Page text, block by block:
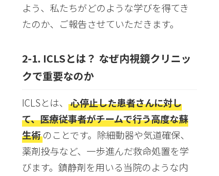
よう、私たちがどのような学びを得てき
たのか、ご報告させていただきます。
2-1. ICLSとは？ なぜ内視鏡クリニッ
クで重要なのか
ICLSとは、心停止した患者さんに対し
て、医療従事者がチームで行う高度な蘇
生術 のことです。除細動器や気道確保、
薬剤投与など、一歩進んだ救命処置を学
びます。鎮静剤を用いる当院のような内